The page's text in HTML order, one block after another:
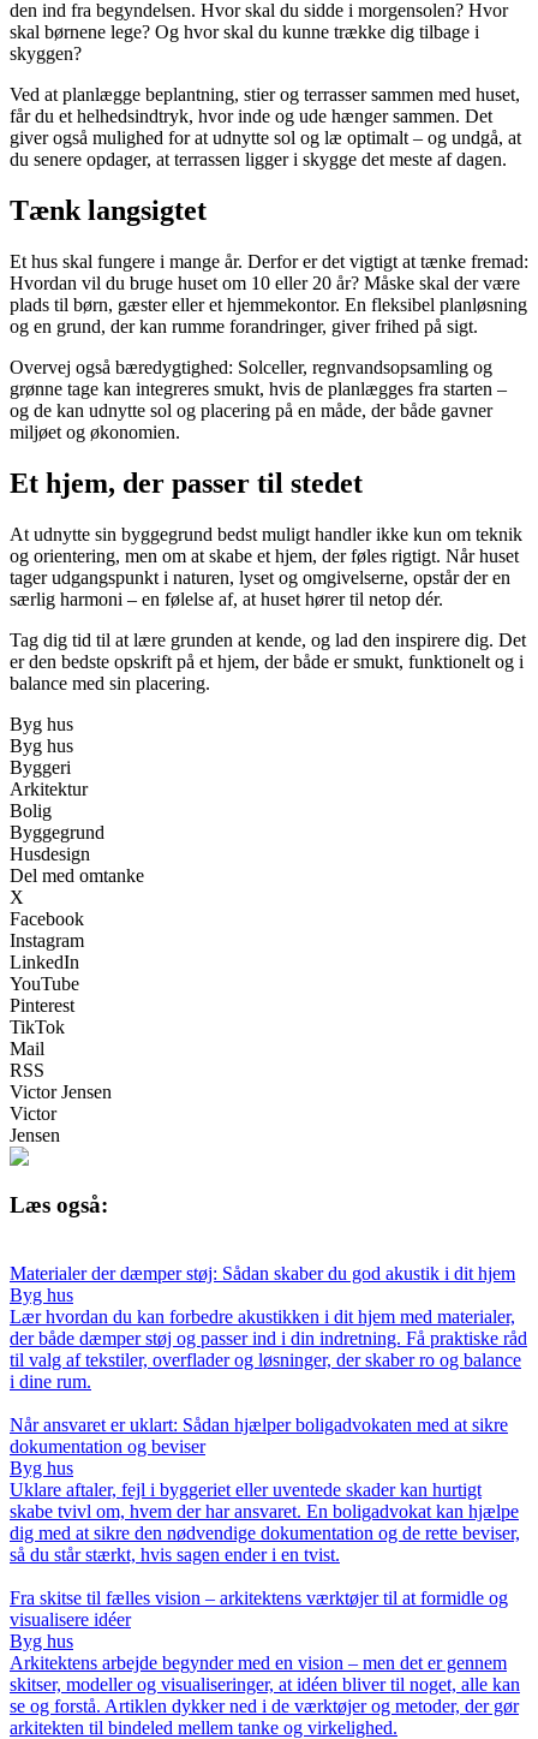
den ind fra begyndelsen. Hvor skal du sidde i morgensolen? Hvor
skal børnene lege? Og hvor skal du kunne trække dig tilbage i
skyggen?
Ved at planlægge beplantning, stier og terrasser sammen med huset,
får du et helhedsindtryk, hvor inde og ude hænger sammen. Det
giver også mulighed for at udnytte sol og læ optimalt – og undgå, at
du senere opdager, at terrassen ligger i skygge det meste af dagen.
Tænk langsigtet
Et hus skal fungere i mange år. Derfor er det vigtigt at tænke fremad:
Hvordan vil du bruge huset om 10 eller 20 år? Måske skal der være
plads til børn, gæster eller et hjemmekontor. En fleksibel planløsning
og en grund, der kan rumme forandringer, giver frihed på sigt.
Overvej også bæredygtighed: Solceller, regnvandsopsamling og
grønne tage kan integreres smukt, hvis de planlægges fra starten –
og de kan udnytte sol og placering på en måde, der både gavner
miljøet og økonomien.
Et hjem, der passer til stedet
At udnytte sin byggegrund bedst muligt handler ikke kun om teknik
og orientering, men om at skabe et hjem, der føles rigtigt. Når huset
tager udgangspunkt i naturen, lyset og omgivelserne, opstår der en
særlig harmoni – en følelse af, at huset hører til netop dér.
Tag dig tid til at lære grunden at kende, og lad den inspirere dig. Det
er den bedste opskrift på et hjem, der både er smukt, funktionelt og i
balance med sin placering.
Byg hus
Byg hus
Byggeri
Arkitektur
Bolig
Byggegrund
Husdesign
Del med omtanke
X
Facebook
Instagram
LinkedIn
YouTube
Pinterest
TikTok
Mail
RSS
Victor Jensen
Victor
Jensen
Læs også:
Materialer der dæmper støj: Sådan skaber du god akustik i dit hjem
Byg hus
Lær hvordan du kan forbedre akustikken i dit hjem med materialer,
der både dæmper støj og passer ind i din indretning. Få praktiske råd
til valg af tekstiler, overflader og løsninger, der skaber ro og balance
i dine rum.
Når ansvaret er uklart: Sådan hjælper boligadvokaten med at sikre
dokumentation og beviser
Byg hus
Uklare aftaler, fejl i byggeriet eller uventede skader kan hurtigt
skabe tvivl om, hvem der har ansvaret. En boligadvokat kan hjælpe
dig med at sikre den nødvendige dokumentation og de rette beviser,
så du står stærkt, hvis sagen ender i en tvist.
Fra skitse til fælles vision – arkitektens værktøjer til at formidle og
visualisere idéer
Byg hus
Arkitektens arbejde begynder med en vision – men det er gennem
skitser, modeller og visualiseringer, at idéen bliver til noget, alle kan
se og forstå. Artiklen dykker ned i de værktøjer og metoder, der gør
arkitekten til bindeled mellem tanke og virkelighed.